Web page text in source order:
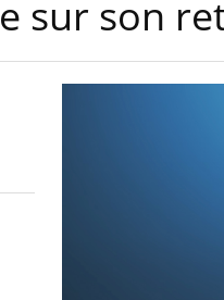
sur son